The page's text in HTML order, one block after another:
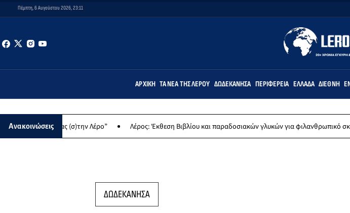
Πέμπτη, 6 Αυγούστου 2026, 23:11
ΑΡΧΙΚΉ ΤΑ ΝΈΑ ΤΗΣ ΛΈΡΟΥ ΔΩΔΕΚΆΝΗΣΑ ΠΕΡΙΦΈΡΕΙΑ ΕΛΛΆΔΑ ΔΙΕΘΝΉ
Ανακοινώσεις(σ)την Λέρο” Λέρος: Έκθεση Βιβλίου και παραδοσιακών γλυκών για φιλανθρωπικό σκοπό
ΔΩΔΕΚΑΝΗΣΑ